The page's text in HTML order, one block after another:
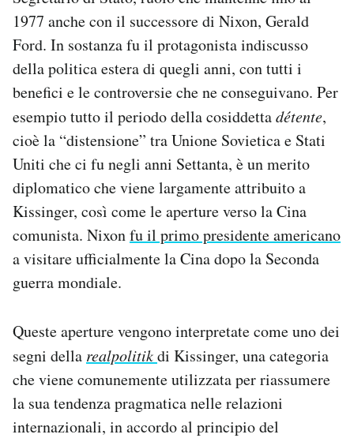
1977 anche con il successore di Nixon, Gerald
Ford. In sostanza fu il protagonista indiscusso
della politica estera di quegli anni, con tutti i
benefici e le controversie che ne conseguivano. Per
esempio tutto il periodo della cosiddettadétente,
cioè la “distensione” tra Unione Sovietica e Stati
Uniti che ci fu negli anni Settanta, è un merito
diplomatico che viene largamente attribuito a
Kissinger, così come le aperture verso la Cina
comunista. Nixonfu il primo presidente americano
a visitare ufficialmente la Cina dopo la Seconda
guerra mondiale.
Queste aperture vengono interpretate come uno dei
segni della realpolitikdi Kissinger, una categoria
che viene comunemente utilizzata per riassumere
la sua tendenza pragmatica nelle relazioni
internazionali, in accordo al principio del